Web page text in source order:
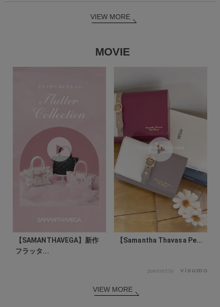
VIEW MORE
MOVIE
【SAMANTHAVEGA】新作
フラッタ...
【Samantha Thavasa Pe...
powered by
VIEW MORE